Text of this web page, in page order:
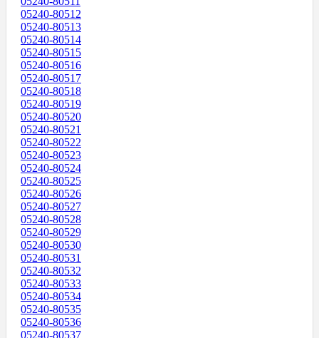
05240-80512
05240-80513
05240-80514
05240-80515
05240-80516
05240-80517
05240-80518
05240-80519
05240-80520
05240-80521
05240-80522
05240-80523
05240-80524
05240-80525
05240-80526
05240-80527
05240-80528
05240-80529
05240-80530
05240-80531
05240-80532
05240-80533
05240-80534
05240-80535
05240-80536
05240-80537